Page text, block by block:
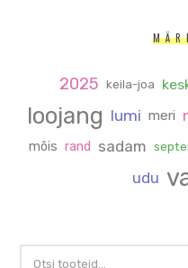
2025 keila-joa
loojang lumi meri
mõis rand sadam
udu